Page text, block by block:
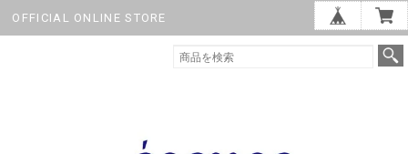
OFFICIAL ONLINE STORE